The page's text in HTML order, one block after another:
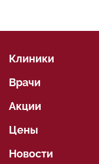
Клиники
Врачи
Акции
Цены
Новости